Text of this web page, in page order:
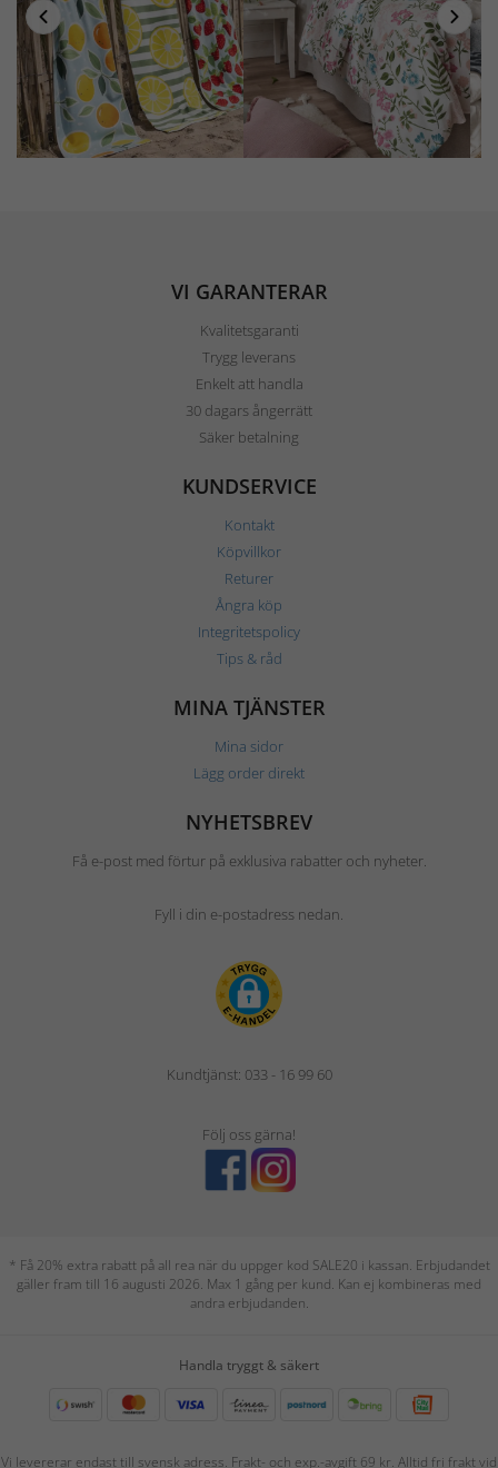
VI GARANTERAR
Kvalitetsgaranti
Trygg leverans
Enkelt att handla
30 dagars ångerrätt
Säker betalning
KUNDSERVICE
Kontakt
Köpvillkor
Returer
Ångra köp
Integritetspolicy
Tips & råd
MINA TJÄNSTER
Mina sidor
Lägg order direkt
NYHETSBREV
Få e-post med förtur på exklusiva rabatter och nyheter.
Fyll i din e-postadress nedan.
Kundtjänst: 033 - 16 99 60
Följ oss gärna!
* Få 20% extra rabatt på all rea när du uppger kod SALE20 i kassan. Erbjudandet
gäller fram till 16 augusti 2026. Max 1 gång per kund. Kan ej kombineras med
andra erbjudanden.
Handla tryggt & säkert
Vi levererar endast till svensk adress. Frakt- och exp.-avgift 69 kr. Alltid fri frakt vid